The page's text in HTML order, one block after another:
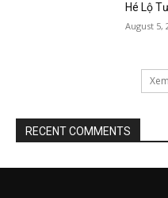
Hé Lộ
August 5,
RECENT COMMENTS